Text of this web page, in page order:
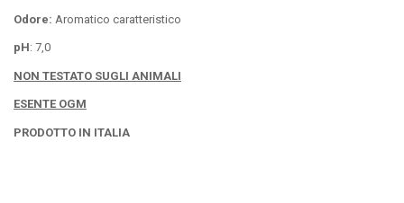
Odore: Aromatico caratteristico
pH: 7,0
NON TESTATO SUGLI ANIMALI
ESENTE OGM
PRODOTTO IN ITALIA